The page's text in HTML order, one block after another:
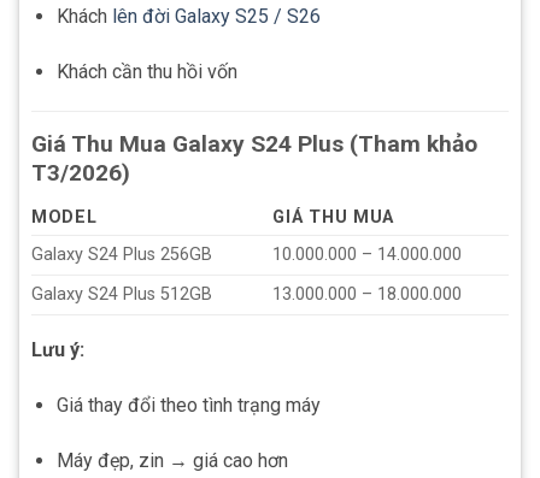
Khách lên đời Galaxy S25 / S26
Khách cần thu hồi vốn
Giá Thu Mua Galaxy S24 Plus (Tham khảo
T3/2026)
MODEL
GIÁ THU MUA
Galaxy S24 Plus 256GB
10.000.000 – 14.000.000
Galaxy S24 Plus 512GB
13.000.000 – 18.000.000
Lưu ý:
Giá thay đổi theo tình trạng máy
Máy đẹp, zin → giá cao hơn